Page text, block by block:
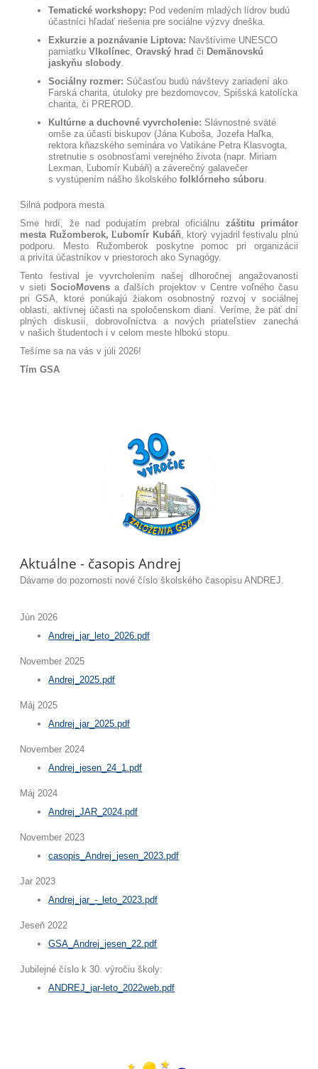
Tematické workshopy: Pod vedením mladých lídrov budú
účastníci hľadať riešenia pre sociálne výzvy dneška.
Exkurzie a poznávanie Liptova: Navštívime UNESCO
pamiatkuVlkolínec,Oravský hrad či Demänovskú
jaskyňu slobody.
Sociálny rozmer: Súčasťou budú návštevy zariadení ako
Farská charita, útuloky pre bezdomovcov, Spišská katolícka
charita, či PREROD.
Kultúrne a duchovné vyvrcholenie: Slávnostné sväté
omše za účasti biskupov (Jána Kuboša, Jozefa Haľka,
rektora kňazského seminára vo Vatikáne Petra Klasvogta,
stretnutie s osobnosťami verejného života (napr. Miriam
Lexman, Ľubomír Kubáň) a záverečný galavečer
s vystúpením nášho školskéhofolklórneho súboru.
Silná podpora mesta
Sme hrdí, že nad podujatím prebral oficiálnu záštitu primátor
mesta Ružomberok, Ľubomír Kubáň, ktorý vyjadril festivalu plnú
podporu. Mesto Ružomberok poskytne pomoc pri organizácii
a privíta účastníkov v priestoroch ako Synagógy.
Tento festival je vyvrcholením našej dlhoročnej angažovanosti
v sietiSocioMovens a ďalších projektov v Centre voľného času
pri GSA, ktoré ponúkajú žiakom osobnostný rozvoj v sociálnej
oblasti, aktívnej účasti na spoločenskom dianí. Veríme, že päť dní
plných diskusií, dobrovoľníctva a nových priateľstiev zanechá
v našich študentoch i v celom meste hlbokú stopu.
Tešíme sa na vás v júli 2026!
Tím GSA
Aktuálne - časopis Andrej
Dávame do pozornosti nové číslo školského časopisu ANDREJ.
Jún 2026
Andrej_jar_leto_2026.pdf
November 2025
Andrej_2025.pdf
Máj 2025
Andrej_jar_2025.pdf
November 2024
Andrej_jesen_24_1.pdf
Máj 2024
Andrej_JAR_2024.pdf
November 2023
casopis_Andrej_jesen_2023.pdf
Jar 2023
Andrej_jar_-_leto_2023.pdf
Jeseň 2022
GSA_Andrej_jesen_22.pdf
Jubilejné číslo k 30. výročiu školy:
ANDREJ_jar-leto_2022web.pdf